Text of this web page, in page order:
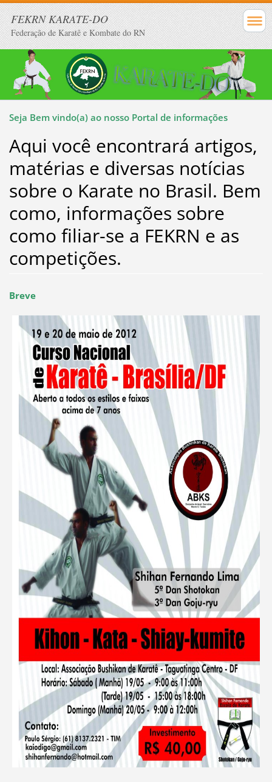
FEKRN KARATE-DO
Federação de Karatê e Kombate do RN
Seja Bem vindo(a) ao nosso Portal de informações
Aqui você encontrará artigos,
matérias e diversas notícias
sobre o Karate no Brasil. Bem
como, informações sobre
como filiar-se a FEKRN e as
competições.
Breve